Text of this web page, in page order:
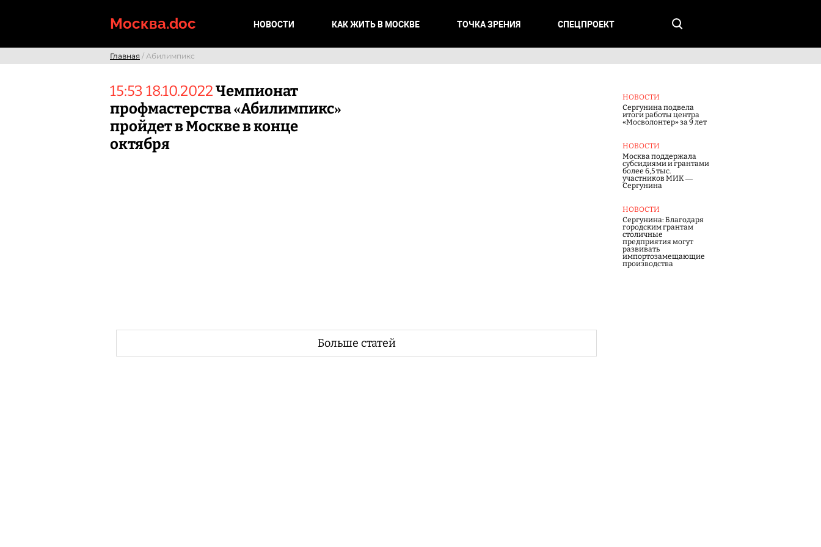
Москва.doc НОВОСТИ КАК ЖИТЬ В МОСКВЕ ТОЧКА ЗРЕНИЯ СПЕЦПРОЕКТ
Главная / Абилимпикс
15:53 18.10.2022Чемпионат
профмастерства «Абилимпикс»
пройдет в Москве в конце
октября
НОВОСТИ
Сергунина подвела
итоги работы центра
«Мосволонтер» за 9 лет
НОВОСТИ
Москва поддержала
субсидиями и грантами
более 6,5 тыс.
участников МИК —
Сергунина
НОВОСТИ
Сергунина: Благодаря
городским грантам
столичные
предприятия могут
развивать
импортозамещающие
производства
Больше статей